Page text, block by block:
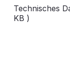
Technisches
KB )